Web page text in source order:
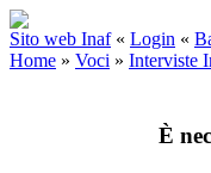
Sito web Inaf « Login «
Home » Voci » Interviste
È